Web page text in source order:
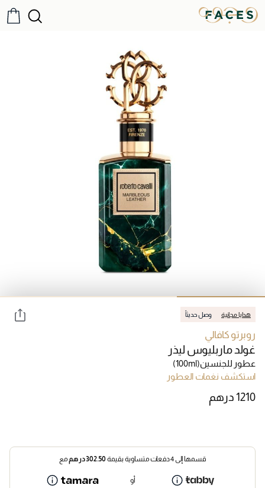
هدايا مجانية وصل حديثاً
روبرتو كافالي
غولد ماربليوس ليذر
عطور للجنسين(100ml)
استكشف نغمات العطور
قسمها إلى 4 دفعات متساوية بقيمة 302.50درهممع
أو